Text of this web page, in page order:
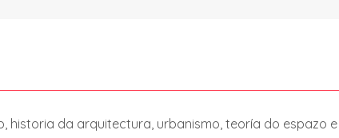
historia da arquitectura, urbanismo, teoría do espazo